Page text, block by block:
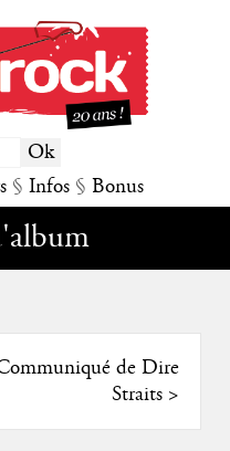
§ Infos § Bonus
de Dire
Straits>